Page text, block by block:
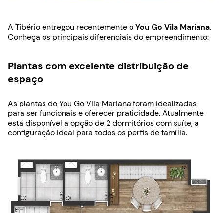
A Tibério entregou recentemente oYou Go Vila Mariana.
Conheça os principais diferenciais do empreendimento:
Plantas com excelente distribuição de
espaço
As plantas do You Go Vila Mariana foram idealizadas
para ser funcionais e oferecer praticidade. Atualmente
está disponível a opção de 2 dormitórios com suíte, a
configuração ideal para todos os perfis de família.